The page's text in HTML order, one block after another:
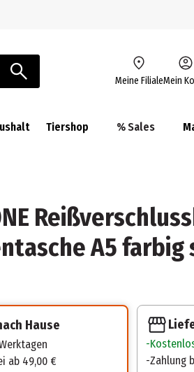
Meine FilialeMein
Tiershop % Sales
A5
Hause
ab 49,00 €
Zahlung